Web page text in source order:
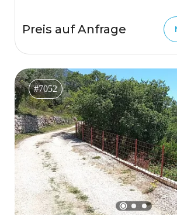
Preis auf Anfrage
#7052